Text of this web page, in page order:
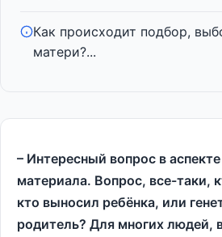
Как происходит подбор,
матери?...
– Интересный вопрос в аспекте
материала. Вопрос, все-таки,
кто выносил ребёнка, или
родитель? Для многих людей,